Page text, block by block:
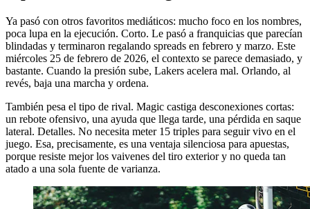
Ya pasó con otros favoritos mediáticos: mucho foco en los nombres,
poca lupa en la ejecución. Corto. Le pasó a franquicias que parecían
blindadas y terminaron regalando spreads en febrero y marzo. Este
miércoles 25 de febrero de 2026, el contexto se parece demasiado, y
bastante. Cuando la presión sube, Lakers acelera mal. Orlando, al
revés, baja una marcha y ordena.
También pesa el tipo de rival. Magic castiga desconexiones cortas:
un rebote ofensivo, una ayuda que llega tarde, una pérdida en saque
lateral. Detalles. No necesita meter 15 triples para seguir vivo en el
juego. Esa, precisamente, es una ventaja silenciosa para apuestas,
porque resiste mejor los vaivenes del tiro exterior y no queda tan
atado a una sola fuente de varianza.